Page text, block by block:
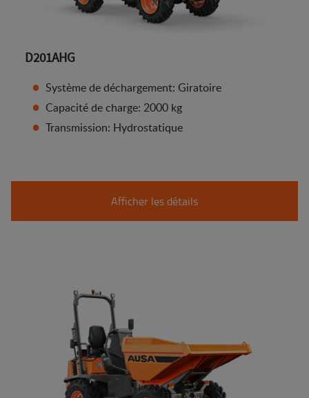
D201AHG
Système de déchargement: Giratoire
Capacité de charge: 2000 kg
Transmission: Hydrostatique
Afficher les détails